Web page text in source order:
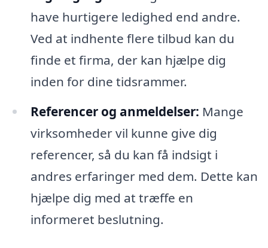
have hurtigere ledighed end andre.
Ved at indhente flere tilbud kan du
finde et firma, der kan hjælpe dig
inden for dine tidsrammer.
Referencer og anmeldelser: Mange
virksomheder vil kunne give dig
referencer, så du kan få indsigt i
andres erfaringer med dem. Dette kan
hjælpe dig med at træffe en
informeret beslutning.